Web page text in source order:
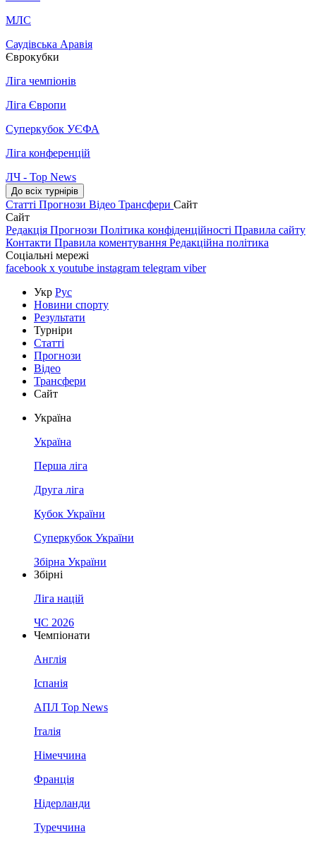
МЛС
Саудівська Аравія
Єврокубки
Ліга чемпіонів
Ліга Європи
Суперкубок УЄФА
Ліга конференцій
ЛЧ - Top News
До всіх турнірів
Статті Прогнози Відео Трансфери Сайт
Сайт
Редакція Прогнози Політика конфіденційності Правила сайту
Контакти Правила коментування Редакційна політика
Соціальні мережі
facebook x youtube instagram telegram viber
Укр Рус
Новини спорту
Результати
Турніри
Статті
Прогнози
Відео
Трансфери
Сайт
Україна
Україна
Перша ліга
Друга ліга
Кубок України
Суперкубок України
Збірна України
Збірні
Ліга націй
ЧС 2026
Чемпіонати
Англія
Іспанія
АПЛ Top News
Італія
Німеччина
Франція
Нідерланди
Туреччина